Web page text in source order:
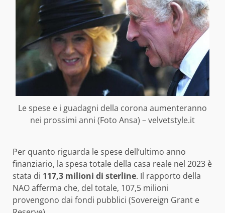
Le spese e i guadagni della corona aumenteranno
nei prossimi anni (Foto Ansa) – velvetstyle.it
Per quanto riguarda le spese dell’ultimo anno
finanziario, la spesa totale della casa reale nel 2023 è
stata di 117,3 milioni di sterline. Il rapporto della
NAO afferma che, del totale, 107,5 milioni
provengono dai fondi pubblici (Sovereign Grant e